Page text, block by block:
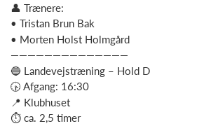
👤 Trænere:
• Tristan Brun Bak
• Morten Holst Holmgård
——————————————
🔵 Landevejstræning – Hold D
🕟 Afgang: 16:30
📍 Klubhuset
⏱ ca. 2,5 timer